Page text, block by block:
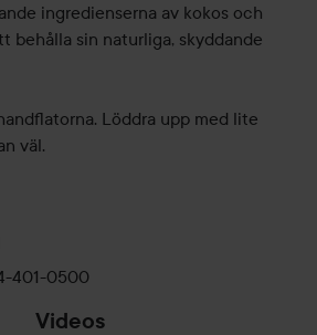
ingredienserna av kokos och
behålla sin naturliga, skyddande
Löddra upp med lite
väl.
401-0500
Videos